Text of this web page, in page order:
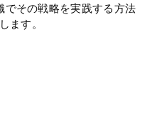
でその戦略を実践する方法
ます。